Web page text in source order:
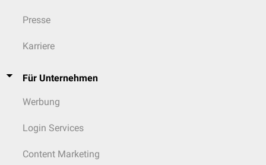
Presse
Karriere
Für Unternehmen
Werbung
Login Services
Content Marketing